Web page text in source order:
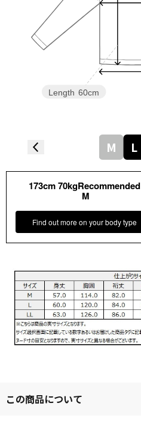
Length 60cm
M L
173cm 70kgRecommended
M
Find out more on your body type
この商品について